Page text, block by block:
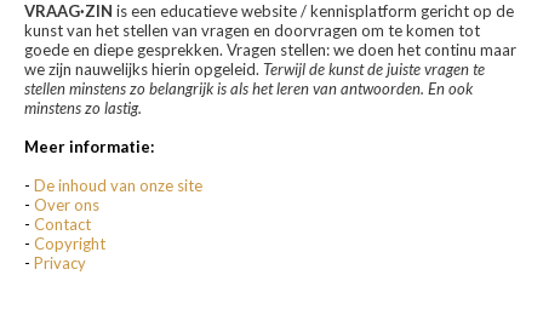
VRAAG·ZIN is een educatieve website / kennisplatform gericht op de
kunst van het stellen van vragen en doorvragen om te komen tot
goede en diepe gesprekken. Vragen stellen: we doen het continu maar
we zijn nauwelijks hierin opgeleid. Terwijl de kunst de juiste vragen te
stellen minstens zo belangrijk is als het leren van antwoorden. En ook
minstens zo lastig.
Meer informatie:
- De inhoud van onze site
- Over ons
- Contact
- Copyright
- Privacy